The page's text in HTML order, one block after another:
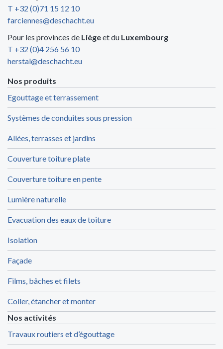
T +32 (0)71 15 12 10
farciennes@deschacht.eu
Pour les provinces de Liègeet du Luxembourg
T +32 (0)4 256 56 10
herstal@deschacht.eu
Nos produits
Egouttage et terrassement
Systèmes de conduites sous pression
Allées, terrasses et jardins
Couverture toiture plate
Couverture toiture en pente
Lumière naturelle
Evacuation des eaux de toiture
Isolation
Façade
Films, bâches et filets
Coller, étancher et monter
Nos activités
Travaux routiers et d’égouttage